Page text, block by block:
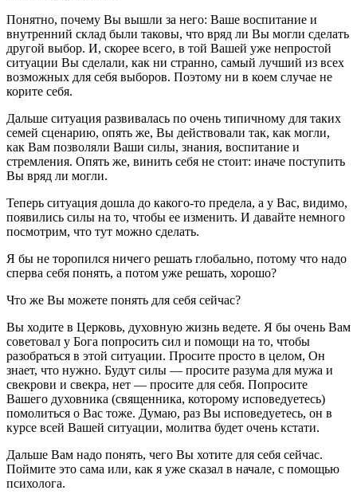
Понятно, почему Вы вышли за него: Ваше воспитание и
внутренний склад были таковы, что вряд ли Вы могли сделать
другой выбор. И, скорее всего, в той Вашей уже непростой
ситуации Вы сделали, как ни странно, самый лучший из всех
возможных для себя выборов. Поэтому ни в коем случае не
корите себя.
Дальше ситуация развивалась по очень типичному для таких
семей сценарию, опять же, Вы действовали так, как могли,
как Вам позволяли Ваши силы, знания, воспитание и
стремления. Опять же, винить себя не стоит: иначе поступить
Вы вряд ли могли.
Теперь ситуация дошла до какого-то предела, а у Вас, видимо,
появились силы на то, чтобы ее изменить. И давайте немного
посмотрим, что тут можно сделать.
Я бы не торопился ничего решать глобально, потому что надо
сперва себя понять, а потом уже решать, хорошо?
Что же Вы можете понять для себя сейчас?
Вы ходите в Церковь, духовную жизнь ведете. Я бы очень Вам
советовал у Бога попросить сил и помощи на то, чтобы
разобраться в этой ситуации. Просите просто в целом, Он
знает, что нужно. Будут силы — просите разума для мужа и
свекрови и свекра, нет — просите для себя. Попросите
Вашего духовника (священника, которому исповедуетесь)
помолиться о Вас тоже. Думаю, раз Вы исповедуетесь, он в
курсе всей Вашей ситуации, молитва будет очень кстати.
Дальше Вам надо понять, чего Вы хотите для себя сейчас.
Поймите это сама или, как я уже сказал в начале, с помощью
психолога.